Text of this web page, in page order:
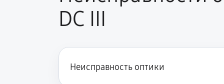
DC III
Неисправность оптики